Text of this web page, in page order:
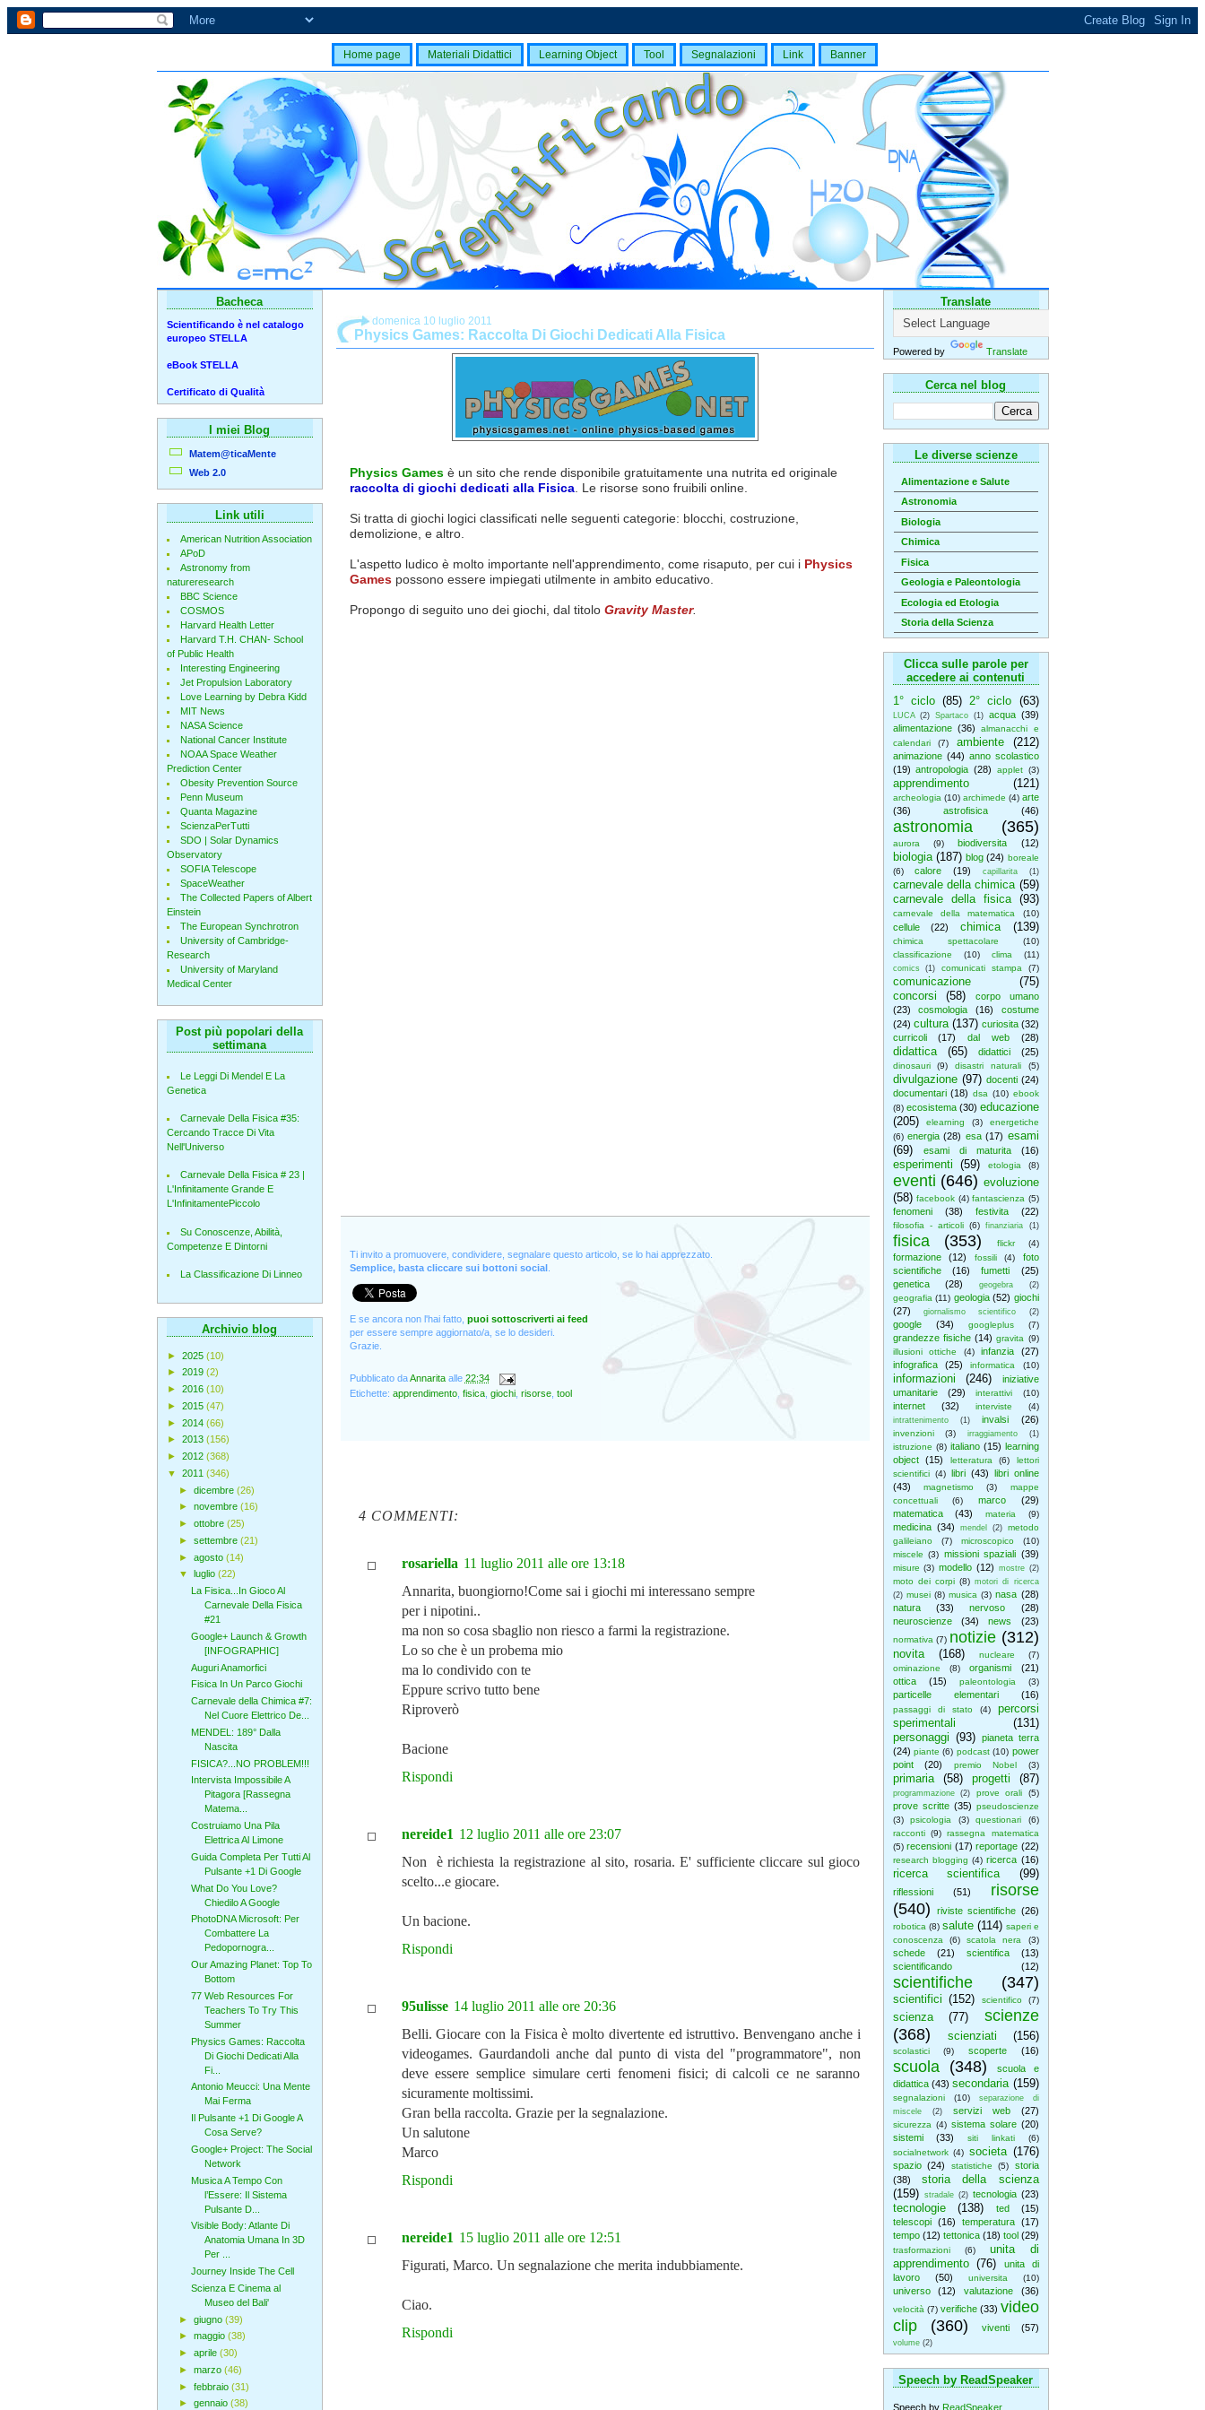
Home page Materiali Didattici Learning Object Tool Segnalazioni Link Banner
Translate
Powered by Translate
Cerca nel blog
Le diverse scienze
Alimentazione e Salute
Astronomia
Biologia
Chimica
Fisica
Geologia e Paleontologia
Ecologia ed Etologia
Storia della Scienza
Clicca sulle parole per
accedere ai contenuti
1° ciclo (85) 2° ciclo (63)
LUCA (2) Spartaco (1) acqua (39)
alimentazione (36)
almanacchi e
calendari
(7) ambiente (212)
animazione (44) anno scolastico
(19) antropologia (28) applet (3)
apprendimento (121)
archeologia (10) archimede (4) arte
(36)
astrofisica (46)
astronomia (365)
aurora (9) biodiversita (12)
biologia (187) blog (24) boreale
(6)
calore (19) capillarita (1)
carnevale della chimica (59)
carnevale della fisica
(93)
carnevale della matematica (10)
cellule (22) chimica (139)
chimica spettacolare
(10)
classificazione
(10) clima (11)
comics (1) comunicati stampa (7)
comunicazione
(75)
concorsi
(58)
corpo umano
(23)
cosmologia (16)
costume
(24) cultura (137) curiosita (32)
curricoli
(17) dal web (28)
didattica (65) didattici (25)
dinosauri (9) disastri naturali (5)
divulgazione (97) docenti (24)
documentari (18) dsa (10) ebook
(8) ecosistema (30) educazione
(205)
elearning (3)
energetiche
(6) energia (28) esa (17) esami
(69)
esami di maturita (16)
esperimenti (59) etologia (8)
eventi (646) evoluzione
(58) facebook (4) fantascienza (5)
fenomeni (38) festivita (22)
filosofia - articoli (6) finanziaria (1)
fisica (353) flickr (4)
formazione (12) fossili (4)
foto
scientifiche
(16) fumetti
(25)
genetica
(28) geogebra (2)
geografia (11) geologia (52) giochi
(27)
giornalismo scientifico (2)
google (34) googleplus (7)
grandezze fisiche (14) gravita (9)
illusioni ottiche
(4) infanzia
(27)
infografica
(25) informatica (10)
informazioni (246)
iniziative
umanitarie
(29) interattivi (10)
internet (32) interviste (4)
intrattenimento (1) invalsi (26)
invenzioni (3) irraggiamento (1)
istruzione (8) italiano (15) learning
object
(15) letteratura (6)
lettori
scientifici (4) libri (43) libri online
(43)
magnetismo (3)
mappe
concettuali
(6) marco
(29)
matematica
(43) materia (9)
medicina (34) mendel (2)
metodo
galileiano
(7) microscopico
(10)
miscele (3) missioni spaziali (39)
misure (3) modello (12) mostre (2)
moto dei corpi (8) motori di ricerca
(2) musei (8) musica (3) nasa (28)
natura
(33) nervoso
(28)
neuroscienze
(34) news (23)
normativa (7) notizie (312)
novita (168) nucleare
(7)
ominazione
(8) organismi
(21)
ottica
(15) paleontologia (3)
particelle elementari (16)
passaggi di stato (4)
percorsi
sperimentali
(131)
personaggi (93)
pianeta terra
(24) piante (6) podcast (10) power
point
(20) premio Nobel (3)
primaria (58) progetti (87)
programmazione (2) prove orali (5)
prove scritte (35) pseudoscienze
(3)
psicologia (3) questionari
(6)
racconti (9) rassegna matematica
(5) recensioni (17) reportage (22)
research blogging (4) ricerca (16)
ricerca scientifica (99)
riflessioni (51)
risorse
(540)
riviste scientifiche (26)
robotica (8) salute (114) saperi e
conoscenza
(6) scatola nera (3)
schede (21) scientifica
(13)
scientificando
(12)
scientifiche (347)
scientifici (152) scientifico (7)
scienza (77)
scienze
(368)
scienziati (156)
scolastici (9) scoperte (16)
scuola (348)
scuola e
didattica (43) secondaria (159)
segnalazioni (10)
separazione di
miscele
(2) servizi web (27)
sicurezza (4) sistema solare (20)
sistemi
(33) siti linkati
(6)
socialnetwork (4) societa (176)
spazio (24) statistiche (5)
storia
(38)
storia della scienza
(159)
stradale (2) tecnologia (23)
tecnologie (138) ted
(15)
telescopi
(16) temperatura
(17)
tempo (12) tettonica (18) tool (29)
trasformazioni (6)
unita di
apprendimento (76)
unita di
lavoro
(50) universita (10)
universo (12) valutazione (36)
velocità (7) verifiche (33) video
clip
(360) viventi (57)
volume (2)
Speech by ReadSpeaker
Speech by ReadSpeaker
domenica 10 luglio 2011
Physics Games: Raccolta Di Giochi Dedicati Alla Fisica
Physics Gamesè un sito che rende disponibile gratuitamente una nutrita ed originale
raccolta di giochi dedicati alla Fisica. Le risorse sono fruibili online.
Si tratta di giochi logici classificati nelle seguenti categorie: blocchi, costruzione,
demolizione, e altro.
L'aspetto ludico è molto importante nell'apprendimento, come risaputo, per cui i Physics
Gamespossono essere impiegati utilmente in ambito educativo.
Propongo di seguito uno dei giochi, dal titolo Gravity Master.
Ti invito a promuovere, condividere, segnalare questo articolo, se lo hai apprezzato.
Semplice, basta cliccare sui bottoni social.
E se ancora non l'hai fatto, puoi sottoscriverti ai feed
per essere sempre aggiornato/a, se lo desideri.
Grazie.
Pubblicato daAnnarita alle 22:34
Etichette: apprendimento, fisica, giochi, risorse, tool
4 COMMENTI:
rosariella 11 luglio 2011 alle ore 13:18
Annarita, buongiorno!Come sai i giochi mi interessano sempre
per i nipotini..
ma non so cosa sbaglio non riesco a farmi la registrazione.
Lo so che è un probema mio
ma lo condivido con te
Eppure scrivo tutto bene
Riproverò
Bacione
Rispondi
nereide1 12 luglio 2011 alle ore 23:07
Non è richiesta la registrazione al sito, rosaria. E' sufficiente cliccare sul gioco
scelto...e giocare.
Un bacione.
Rispondi
95ulisse 14 luglio 2011 alle ore 20:36
Belli. Giocare con la Fisica è molto divertente ed istruttivo. Benvengano anche i
videogames. Gaurdandoli anche dal punto di vista del "programmatore", non
deve essere semplice simulare certi fenomeni fisici; di calcoli ce ne saranno
sicuramente moltissimi.
Gran bella raccolta. Grazie per la segnalazione.
Un salutone
Marco
Rispondi
nereide1 15 luglio 2011 alle ore 12:51
Figurati, Marco. Un segnalazione che merita indubbiamente.
Ciao.
Rispondi
Bacheca
Scientificando è nel catalogo
europeo STELLA
eBook STELLA
Certificato di Qualità
I miei Blog
Matem@ticaMente
Web 2.0
Link utili
American Nutrition Association
APoD
Astronomy from
natureresearch
BBC Science
COSMOS
Harvard Health Letter
Harvard T.H. CHAN- School
of Public Health
Interesting Engineering
Jet Propulsion Laboratory
Love Learning by Debra Kidd
MIT News
NASA Science
National Cancer Institute
NOAA Space Weather
Prediction Center
Obesity Prevention Source
Penn Museum
Quanta Magazine
ScienzaPerTutti
SDO | Solar Dynamics
Observatory
SOFIA Telescope
SpaceWeather
The Collected Papers of Albert
Einstein
The European Synchrotron
University of Cambridge-
Research
University of Maryland
Medical Center
Post più popolari della
settimana
Le Leggi Di Mendel E La
Genetica
Carnevale Della Fisica #35:
Cercando Tracce Di Vita
Nell'Universo
Carnevale Della Fisica # 23 |
L'Infinitamente Grande E
L'InfinitamentePiccolo
Su Conoscenze, Abilità,
Competenze E Dintorni
La Classificazione Di Linneo
Archivio blog
► 2025 (10)
► 2019 (2)
► 2016 (10)
► 2015 (47)
► 2014 (66)
► 2013 (156)
► 2012 (368)
▼ 2011 (346)
► dicembre (26)
► novembre (16)
► ottobre (25)
► settembre (21)
► agosto (14)
▼
luglio (22)
La Fisica...In Gioco Al
Carnevale Della Fisica
#21
Google+ Launch & Growth
[INFOGRAPHIC]
Auguri Anamorfici
Fisica In Un Parco Giochi
Carnevale della Chimica #7:
Nel Cuore Elettrico De...
MENDEL: 189° Dalla
Nascita
FISICA?...NO PROBLEM!!!
Intervista Impossibile A
Pitagora [Rassegna
Matema...
Costruiamo Una Pila
Elettrica Al Limone
Guida Completa Per Tutti Al
Pulsante +1 Di Google
What Do You Love?
Chiedilo A Google
PhotoDNA Microsoft: Per
Combattere La
Pedopornogra...
Our Amazing Planet: Top To
Bottom
77 Web Resources For
Teachers To Try This
Summer
Physics Games: Raccolta
Di Giochi Dedicati Alla
Fi...
Antonio Meucci: Una Mente
Mai Ferma
Il Pulsante +1 Di Google A
Cosa Serve?
Google+ Project: The Social
Network
Musica A Tempo Con
l’Essere: Il Sistema
Pulsante D...
Visible Body: Atlante Di
Anatomia Umana In 3D
Per ...
Journey Inside The Cell
Scienza E Cinema al
Museo del Bali'
► giugno (39)
► maggio (38)
► aprile (30)
► marzo (46)
► febbraio (31)
► gennaio (38)